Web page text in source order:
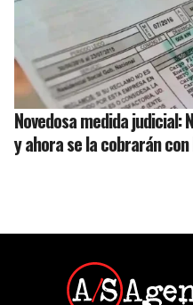
Novedosa medida
y ahora se la cobrarán